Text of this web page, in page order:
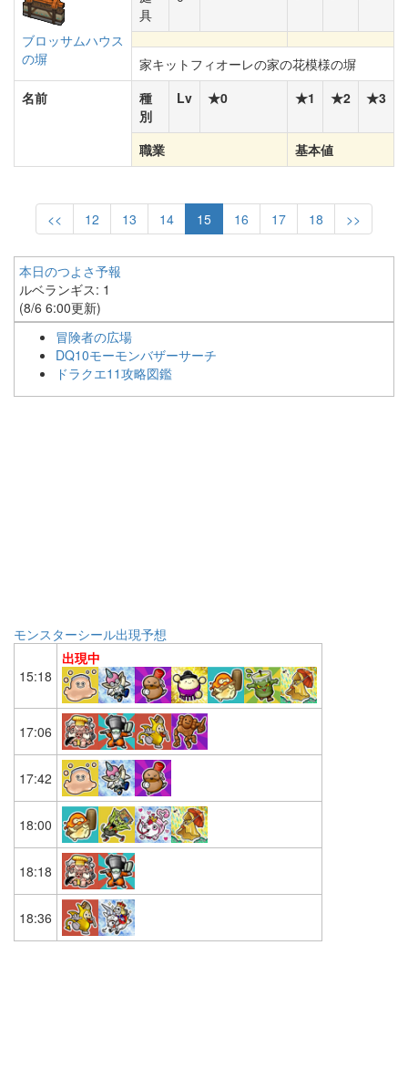
ブロッサムハウス
の塀
具
家キットフィオーレの家の花模様の塀
名前
種
別
Lv ★0 ★1 ★2 ★3
職業 基本値
<< 12 13 14 15 16 17 18 >>
本日のつよさ予報
ルベランギス: 1
(8/6 6:00更新)
冒険者の広場
DQ10モーモンバザーサーチ
ドラクエ11攻略図鑑
モンスターシール出現予想
15:18
出現中
17:06
17:42
18:00
18:18
18:36